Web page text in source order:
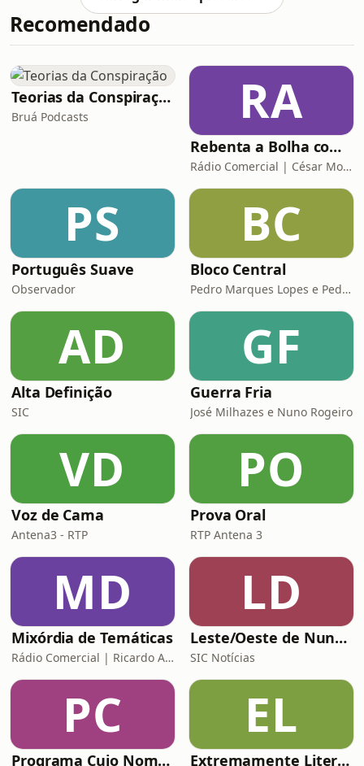
todo um discurso ridículo de
identitarismo (o verdadeiro
homens fracos e deprimidos a
criarem uma narrativa onde são
másculos, fortes, influentes e
capazes.
Recomendado
Teorias da Conspiração
Bruá Podcasts RA
Rebenta a Bolha com César Mourão
Rádio Comercial | César Mourão
PS
Português Suave
Observador
BC
Bloco Central
Pedro Marques Lopes e Pedro Siza Vieira
AD
Alta Definição
SIC
GF
Guerra Fria
José Milhazes e Nuno Rogeiro
VD
Voz de Cama
Antena3 - RTP
PO
Prova Oral
RTP Antena 3
MD
Mixórdia de Temáticas
Rádio Comercial | Ricardo Araújo Pereira
LD
Leste/Oeste de Nuno Rogeiro
SIC Notícias
PC
Programa Cujo Nome Estamos Legalmente Impedidos de Dizer
EL
Extremamente Literário